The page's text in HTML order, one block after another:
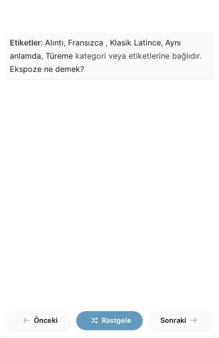
Etiketler: Alıntı, Fransızca , Klasik Latince, Aynı
anlamda, Türeme kategori veya etiketlerine bağlıdır.
Ekspoze ne demek?
Önceki Rastgele Sonraki